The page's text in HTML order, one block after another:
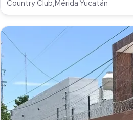
Country Club,Mérida Yucatán